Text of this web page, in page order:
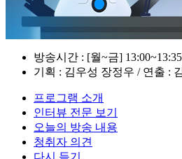
방송시간 : [월~금] 13:00~13:35
기획 : 김우성 장정우 / 연출 :
프로그램 소개
인터뷰 전문 보기
오늘의 방송 내용
청취자 의견
다시 듣기